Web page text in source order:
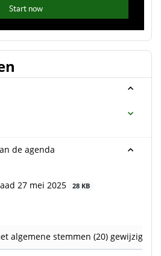
de agenda
27 mei 2025
28 KB
algemene stemmen (20) gewijzigd